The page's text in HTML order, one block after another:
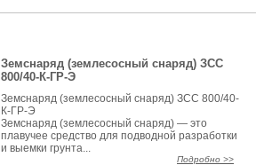
Земснаряд (землесосный снаряд) ЗСС
800/40-К-ГР-Э
Земснаряд (землесосный снаряд) ЗСС 800/40-
К-ГР-Э
Земснаряд (землесосный снаряд) — это
плавучее средство для подводной разработки
и выемки грунта...
Подробно >>